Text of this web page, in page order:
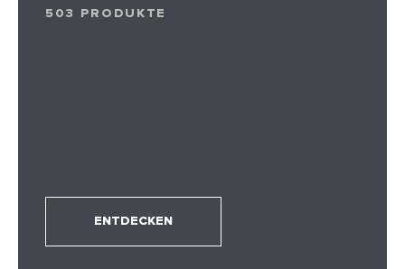
503 PRODUKTE
ENTDECKEN